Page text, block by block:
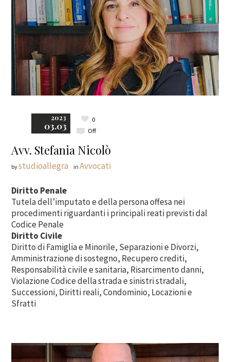
2023
03.03 Off
0
Avv. Stefania Nicolò
bystudioallegra inAvvocati
Diritto Penale
Tutela dell’imputato e della persona offesa nei
procedimenti riguardanti i principali reati previsti dal
Codice Penale
Diritto Civile
Diritto di Famiglia e Minorile, Separazioni e Divorzi,
Amministrazione di sostegno, Recupero crediti,
Responsabilità civile e sanitaria, Risarcimento danni,
Violazione Codice della strada e sinistri stradali,
Successioni, Diritti reali, Condominio, Locazioni e
Sfratti